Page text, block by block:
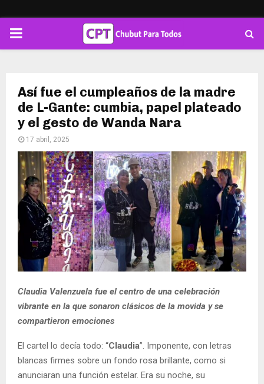
PRIMARY
Así fue el cumpleaños de la madre
de L-Gante: cumbia, papel plateado
y el gesto de Wanda Nara
17 abril, 2025
Claudia Valenzuela fue el centro de una celebración
vibrante en la que sonaron clásicos de la movida y se
compartieron emociones
El cartel lo decía todo: “Claudia”. Imponente, con letras
blancas firmes sobre un fondo rosa brillante, como si
anunciaran una función estelar. Era su noche, su